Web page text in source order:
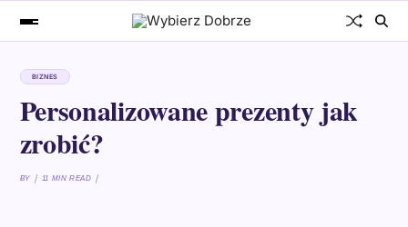
BIZNES
Personalizowane prezenty jak
zrobić?
BY 11 MIN READ